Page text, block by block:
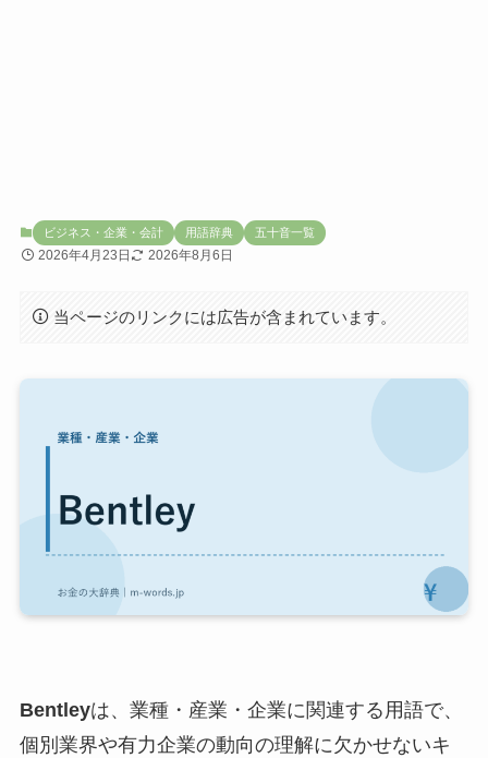
ビジネス・企業・会計 用語辞典 五十音一覧
2026年4月23日 2026年8月6日
当ページのリンクには広告が含まれています。
Bentleyは、業種・産業・企業に関連する用語で、
個別業界や有力企業の動向の理解に欠かせないキ